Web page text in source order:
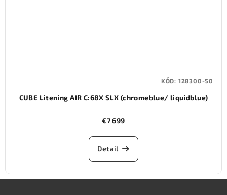
CUBE Litening AIR C:68X SLX (chromeblue/ liquidblue)
€7 699
Detail
KÓD: 128300-50